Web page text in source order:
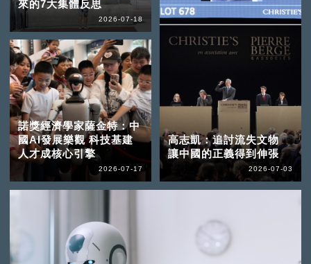
來的7大集體反思
2026-07-18
諾獎經濟學家薩金特：中
國AI發展樂觀 科技基建
人才成核心引擎
2026-07-17
高志凱：追討流失文物
讓中國的正義得到伸張
2026-07-03